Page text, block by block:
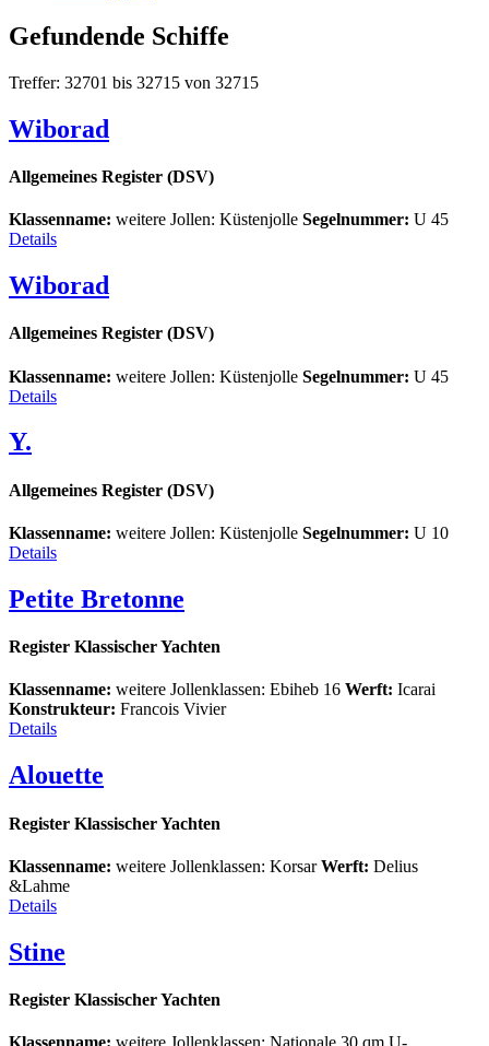
Gefundende Schiffe
Treffer: 32701 bis 32715 von 32715
Wiborad
Allgemeines Register (DSV)
Klassenname: weitere Jollen: Küstenjolle Segelnummer: U 45
Details
Wiborad
Allgemeines Register (DSV)
Klassenname: weitere Jollen: Küstenjolle Segelnummer: U 45
Details
Y.
Allgemeines Register (DSV)
Klassenname: weitere Jollen: Küstenjolle Segelnummer: U 10
Details
Petite Bretonne
Register Klassischer Yachten
Klassenname: weitere Jollenklassen: Ebiheb 16 Werft: Icarai
Konstrukteur: Francois Vivier
Details
Alouette
Register Klassischer Yachten
Klassenname: weitere Jollenklassen: Korsar Werft: Delius
&Lahme
Details
Stine
Register Klassischer Yachten